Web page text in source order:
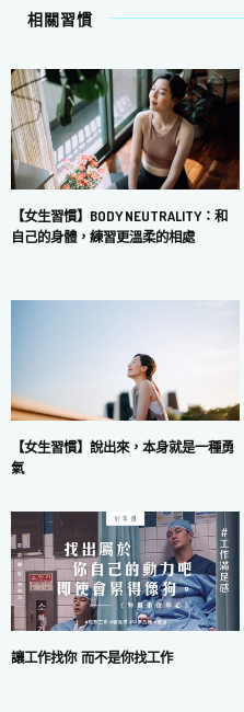
相關習慣
【女生習慣】BODY NEUTRALITY：和
自己的身體，練習更溫柔的相處
【女生習慣】說出來，本身就是一種勇
氣
讓工作找你 而不是你找工作